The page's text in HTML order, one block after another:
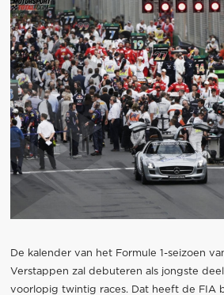
De kalender van het Formule 1-seizoen
Verstappen zal debuteren als jongste
voorlopig twintig races. Dat heeft de FIA